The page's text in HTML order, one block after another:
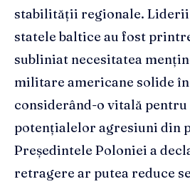
stabilității regionale. Liderii
statele baltice au fost
subliniat necesitatea
militare americane solide în
considerând-o vitală
potențialelor agresiuni din
Președintele Poloniei a
retragere ar putea reduce